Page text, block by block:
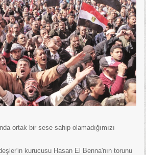
ortak bir sese sahip olamadığımızı
kurucusu Hasan El Benna'nın torunu